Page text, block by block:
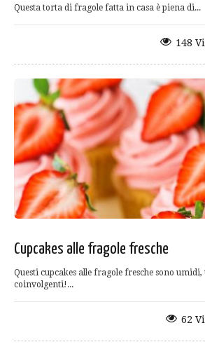
Questa torta di fragole fatta in casa è piena di...
148
Cupcakes alle fragole fresche
Questi cupcakes alle fragole fresche sono
coinvolgenti!...
62